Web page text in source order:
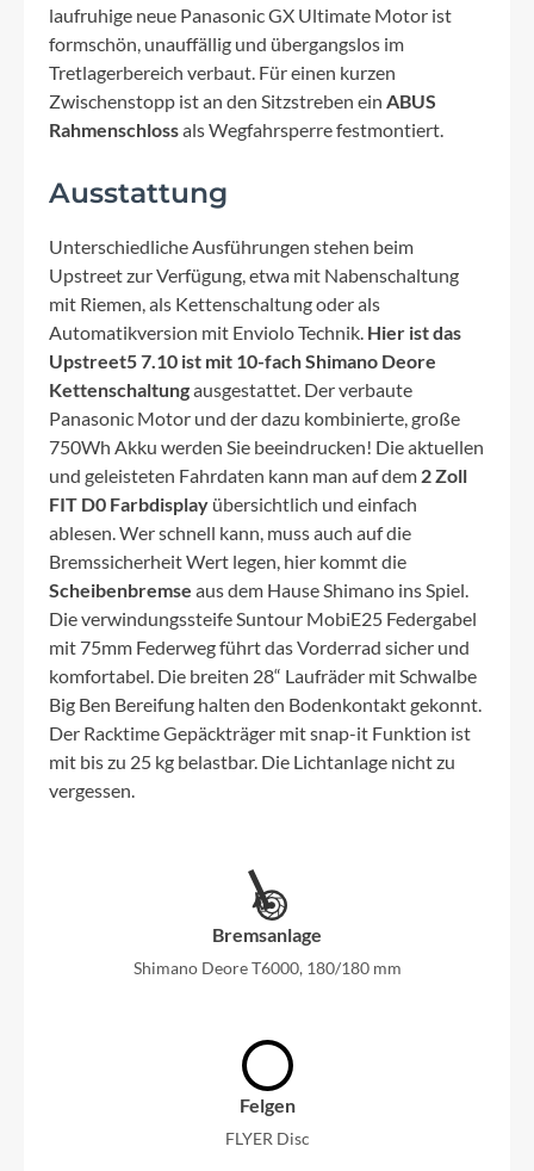
laufruhige neue Panasonic GX Ultimate Motor ist
formschön, unauffällig und übergangslos im
Tretlagerbereich verbaut. Für einen kurzen
Zwischenstopp ist an den Sitzstreben ein ABUS
Rahmenschlossals Wegfahrsperre festmontiert.
Ausstattung
Unterschiedliche Ausführungen stehen beim
Upstreet zur Verfügung, etwa mit Nabenschaltung
mit Riemen, als Kettenschaltung oder als
Automatikversion mit Enviolo Technik. Hier ist das
Upstreet5 7.10 ist mit 10-fach Shimano Deore
Kettenschaltungausgestattet. Der verbaute
Panasonic Motor und der dazu kombinierte, große
750Wh Akku werden Sie beeindrucken! Die aktuellen
und geleisteten Fahrdaten kann man auf dem 2 Zoll
FIT D0 Farbdisplay übersichtlich und einfach
ablesen. Wer schnell kann, muss auch auf die
Bremssicherheit Wert legen, hier kommt die
Scheibenbremse aus dem Hause Shimano ins Spiel.
Die verwindungssteife Suntour MobiE25 Federgabel
mit 75mm Federweg führt das Vorderrad sicher und
komfortabel. Die breiten 28“ Laufräder mit Schwalbe
Big Ben Bereifung halten den Bodenkontakt gekonnt.
Der Racktime Gepäckträger mit snap-it Funktion ist
mit bis zu 25 kg belastbar. Die Lichtanlage nicht zu
vergessen.
Bremsanlage
Shimano Deore T6000, 180/180 mm
Felgen
FLYER Disc